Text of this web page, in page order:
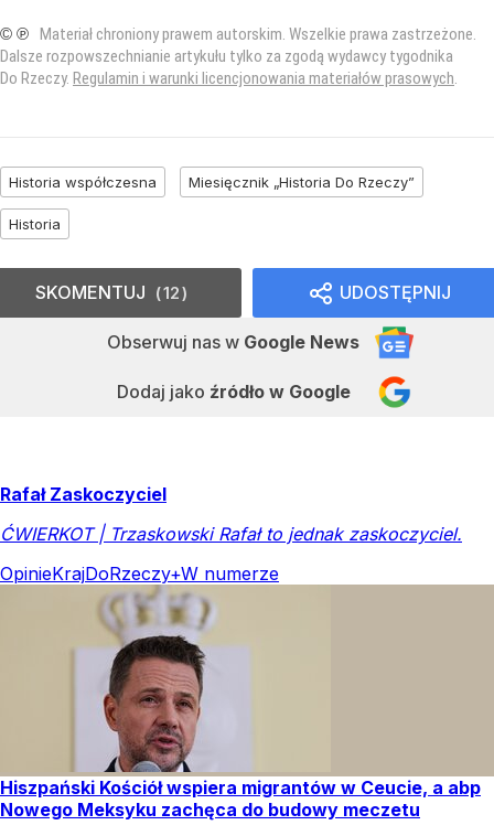
© ℗ Materiał chroniony prawem autorskim. Wszelkie prawa zastrzeżone.
Dalsze rozpowszechnianie artykułu tylko za zgodą wydawcy tygodnika
Do Rzeczy. Regulamin i warunki licencjonowania materiałów prasowych.
Historia współczesna Miesięcznik „Historia Do Rzeczy”
Historia
UDOSTĘPNIJ
Obserwuj nas w Google News
Dodaj jako źródło w Google
SKOMENTUJ 12
Rafał Zaskoczyciel
ĆWIERKOT | Trzaskowski Rafał to jednak zaskoczyciel.
OpinieKrajDoRzeczy+W numerze
Hiszpański Kościół wspiera migrantów w Ceucie, a abp
Nowego Meksyku zachęca do budowy meczetu